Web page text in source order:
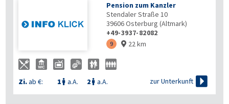
Pension zum Kanzler
Stendaler Straße 10
39606Osterburg (Altmark)
+49-3937-82082
9  22 km
Zi.ab €: 1  a.A. 2  a.A. zur Unterkunft 